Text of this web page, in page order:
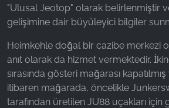
"Ulusal Jeotop" olarak belirlenmiştir
gelişimine dair büyüleyici bilgiler
Heimkehle doğal bir cazibe merkezi
anıt olarak da hizmet vermektedir.
sırasında gösteri mağarası
itibaren mağarada, öncelikle
tarafından üretilen JU88 uçakları için